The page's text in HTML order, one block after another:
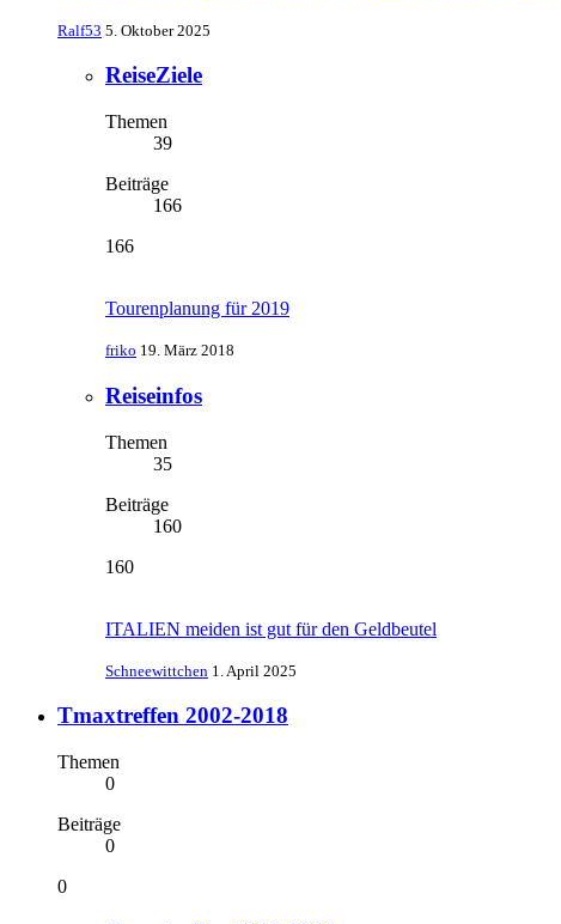
Ralf53 5. Oktober 2025
ReiseZiele
Themen
39
Beiträge
166
166
Tourenplanung für 2019
friko 19. März 2018
Reiseinfos
Themen
35
Beiträge
160
160
ITALIEN meiden ist gut für den Geldbeutel
Schneewittchen 1. April 2025
Tmaxtreffen 2002-2018
Themen
0
Beiträge
0
0